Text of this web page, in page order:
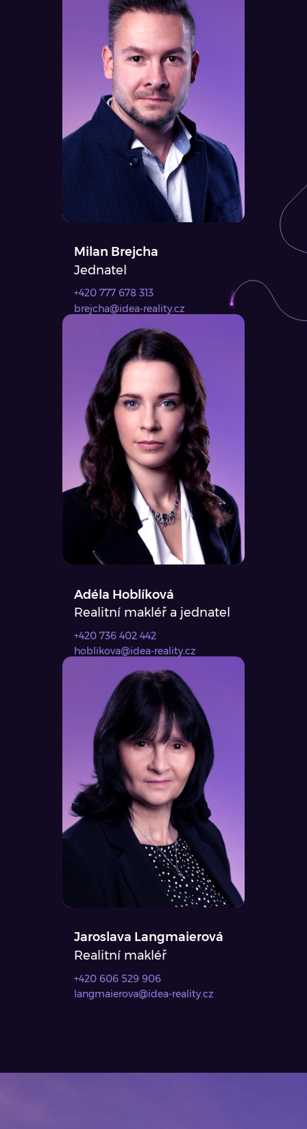
Milan Brejcha
Jednatel
+420 777 678 313
brejcha@idea-reality.cz
Adéla Hoblíková
Realitní makléř a jednatel
+420 736 402 442
hoblikova@idea-reality.cz
Jaroslava Langmaierová
Realitní makléř
+420 606 529 906
langmaierova@idea-reality.cz